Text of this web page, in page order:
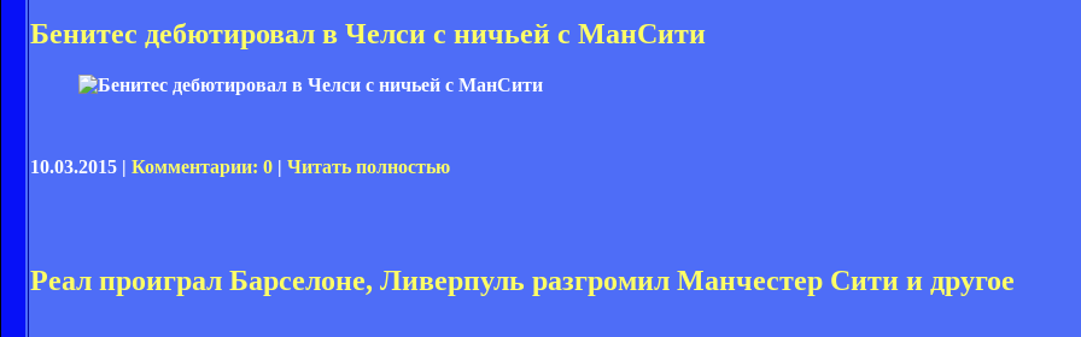
Бенитес дебютировал в Челси с ничьей с МанСити
10.03.2015 | Комментарии: 0 | Читать полностью
Реал проиграл Барселоне, Ливерпуль разгромил Манчестер Сити и другое